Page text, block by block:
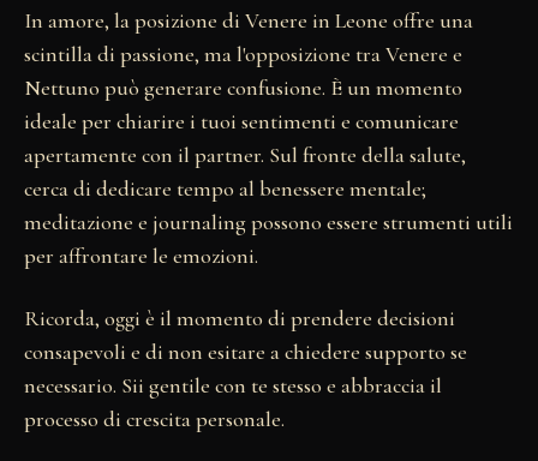
In amore, la posizione di Venere in Leone offre una
scintilla di passione, ma l'opposizione tra Venere e
Nettuno può generare confusione. È un momento
ideale per chiarire i tuoi sentimenti e comunicare
apertamente con il partner. Sul fronte della salute,
cerca di dedicare tempo al benessere mentale;
meditazione e journaling possono essere strumenti utili
per affrontare le emozioni.
Ricorda, oggi è il momento di prendere decisioni
consapevoli e di non esitare a chiedere supporto se
necessario. Sii gentile con te stesso e abbraccia il
processo di crescita personale.